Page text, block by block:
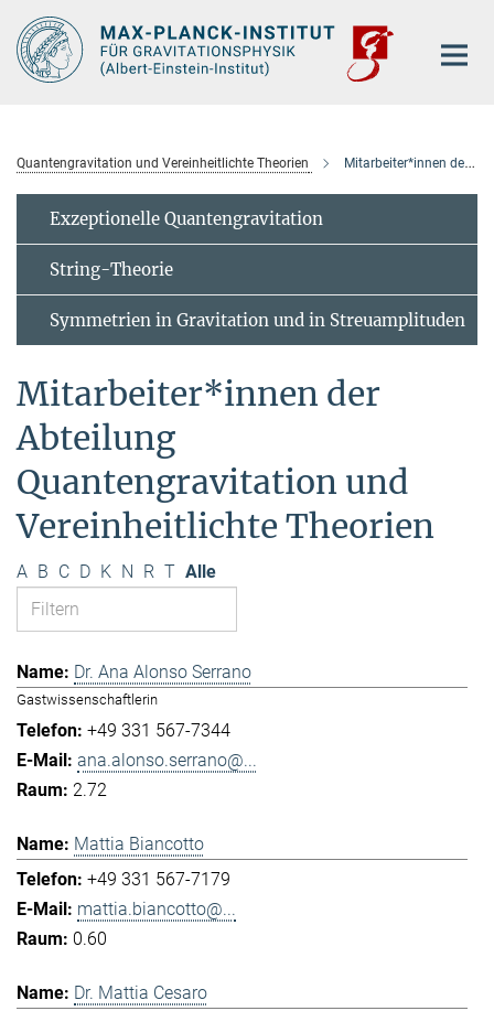
Hauptinhalt
Quantengravitation und Vereinheitlichte Theorien Mitarbeiter*innen der Abteilung
Exzeptionelle Quantengravitation
String-Theorie
Symmetrien in Gravitation und in Streuamplituden
Mitarbeiter*innen der
Abteilung
Quantengravitation und
Vereinheitlichte Theorien
A B C D K N R T Alle
Dr. Ana Alonso Serrano
Gastwissenschaftlerin
+49 331 567-7344
ana.alonso.serrano@...
2.72
Mattia Biancotto
+49 331 567-7179
mattia.biancotto@...
0.60
Dr. Mattia Cesaro